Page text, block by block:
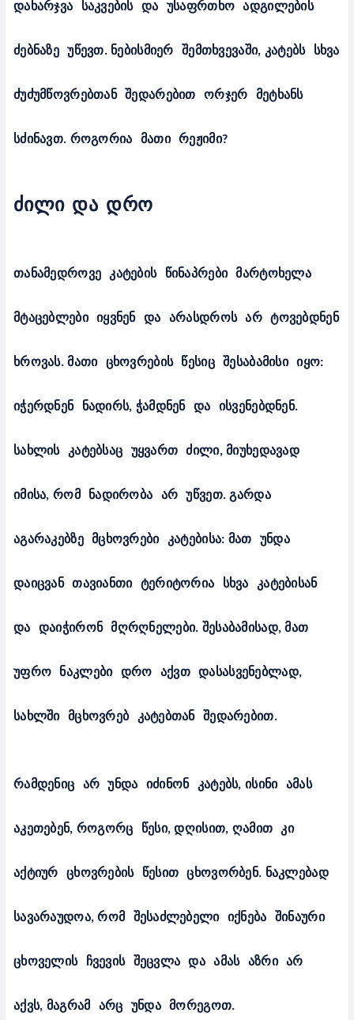
დახარჯვა საკვების და უსაფრთხო ადგილების
ძებნაზე უწევთ. ნებისმიერ შემთხვევაში, კატებს სხვა
ძუძუმწოვრებთან შედარებით ორჯერ მეტხანს
სძინავთ. როგორია მათი რეჟიმი?
ძილი და დრო
თანამედროვე კატების წინაპრები მარტოხელა
მტაცებლები იყვნენ და არასდროს არ ტოვებდნენ
ხროვას.მათი ცხოვრების წესიც შესაბამისი იყო:
იჭერდნენ ნადირს, ჭამდნენ და ისვენებდნენ.
სახლის კატებსაც უყვართ ძილი,მიუხედავად
იმისა, რომ ნადირობა არ უწვეთ.გარდა
აგარაკებზე მცხოვრები კატებისა: მათ უნდა
დაიცვან თავიანთი ტერიტორია სხვა კატებისან
და დაიჭირონ მღრღნელები. შესაბამისად,მათ
უფრო ნაკლები დრო აქვთ დასასვენებლად,
სახლში მცხოვრებ კატებთან შედარებით.
რამდენიც არ უნდა იძინონ კატებს, ისინი ამას
აკეთებენ, როგორც წესი,დღისით, ღამით კი
აქტიურ ცხოვრების წესით ცხოვორბენ. ნაკლებად
სავარაუდოა,რომ შესაძლებელი იქნება შინაური
ცხოველის ჩვევის შეცვლა და ამას აზრი არ
აქვს, მაგრამ არც უნდა მორეგოთ.